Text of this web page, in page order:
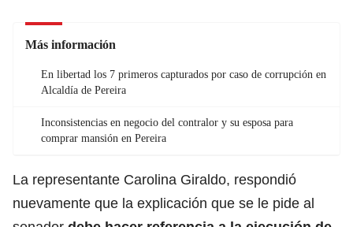
Más información
En libertad los 7 primeros capturados por caso de corrupción en
Alcaldía de Pereira
Inconsistencias en negocio del contralor y su esposa para
comprar mansión en Pereira
La representante Carolina Giraldo, respondió
nuevamente que la explicación que se le pide al